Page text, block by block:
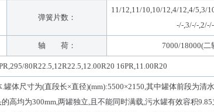
弹簧片数：
11/12,11/10,10/12,4/12,4/5,3/
-/-,3/-/-,2/-/-
轴 荷： 7000/18000(二
80R22.5,12R22.5,12.00R20 16PR,11.00R20
体尺寸为(直段长×直径)(mm):5500×2150,其中罐体前段为清
高均为300mm,两罐独立,且不能同时满载,污水罐有效容积